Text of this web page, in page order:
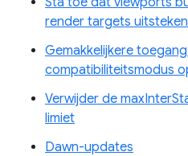
render targets
Gemakkelijkere
compatibiliteitsmodus
Verwijder de
limiet
Dawn-updates